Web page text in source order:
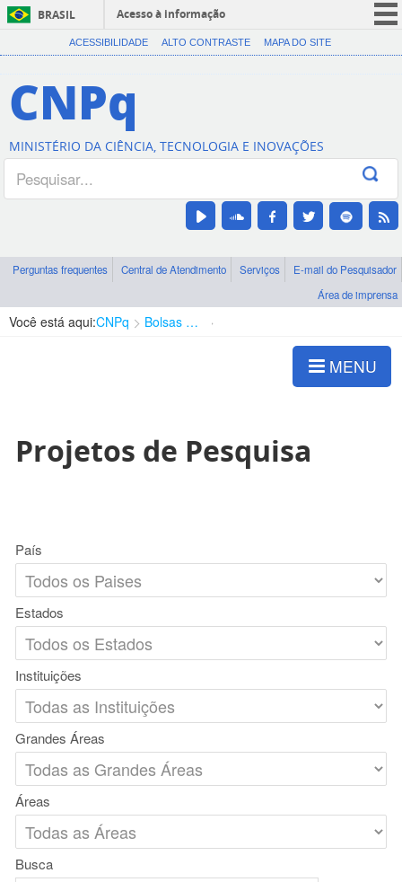
BRASIL
Acesso à informação
CORONAVÍRUS (COVID-19)
Canais
ACESSIBILIDADE ALTO CONTRASTE MAPA DO SITE
CNPq
MINISTÉRIO DA CIÊNCIA, TECNOLOGIA E INOVAÇÕES
Perguntas frequentes Central de Atendimento Serviços
E-mail do Pesquisador
Área de imprensa
Você está aqui:CNPq Bolsas e Auxílios Vigentes
MENU
Projetos de Pesquisa
País
Estados
Instituições
Grandes Áreas
Áreas
Busca